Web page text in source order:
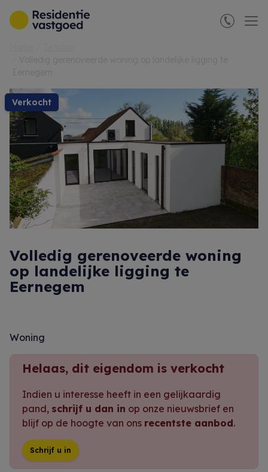
Menu overslaan en naar de inhoud gaan
verkocht
Volledig gerenoveerde woning
op landelijke ligging te
Eernegem
Woning
Helaas, dit eigendom is verkocht
Indien u interesse heeft in een gelijkaardig
pand, schrijf u dan in op onze nieuwsbrief en
blijf op de hoogte van ons recentste aanbod.
Schrijf u in